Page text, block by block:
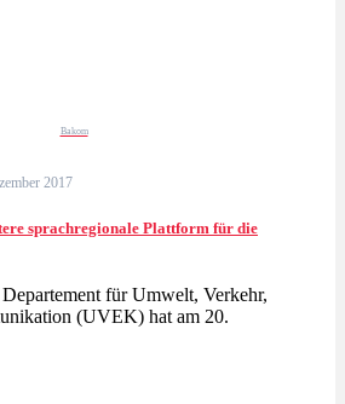
Bakom
2017
sprachregionale Plattform für die
für Umwelt, Verkehr,
(UVEK) hat am 20.